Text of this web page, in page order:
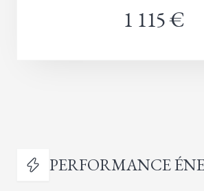
1 115 €
PERFORMANCE